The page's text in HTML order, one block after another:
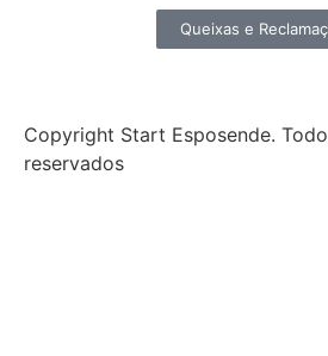
Queixas e
Copyright Start Esposende.
reservados